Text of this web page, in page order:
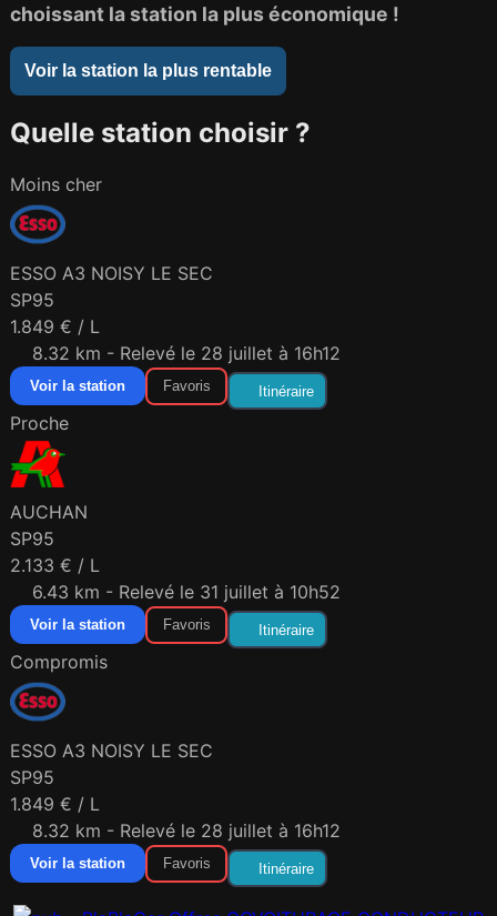
choissant la station la plus économique !
Voir la station la plus rentable
Quelle station choisir ?
Moins cher
ESSO A3 NOISY LE SEC
SP95
1.849 € / L
8.32 km - Relevé le 28 juillet à 16h12
Voir la station Favoris Itinéraire
Proche
AUCHAN
SP95
2.133 € / L
6.43 km - Relevé le 31 juillet à 10h52
Voir la station Favoris Itinéraire
Compromis
ESSO A3 NOISY LE SEC
SP95
1.849 € / L
8.32 km - Relevé le 28 juillet à 16h12
Voir la station Favoris Itinéraire